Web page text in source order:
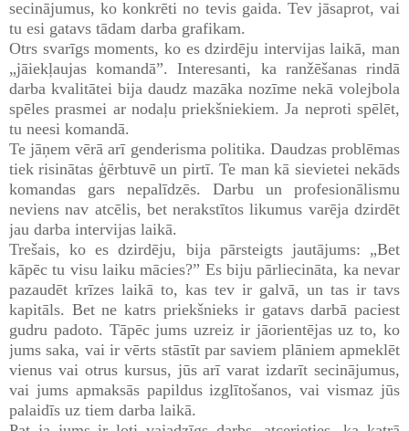
secinājumus, ko konkrēti no tevis gaida. Tev jāsaprot, vai
tu esi gatavs tādam darba grafikam.
Otrs svarīgs moments, ko es dzirdēju intervijas laikā, man
„jāiekļaujas komandā”. Interesanti, ka ranžēšanas rindā
darba kvalitātei bija daudz mazāka nozīme nekā volejbola
spēles prasmei ar nodaļu priekšniekiem. Ja neproti spēlēt,
tu neesi komandā.
Te jāņem vērā arī genderisma politika. Daudzas problēmas
tiek risinātas ģērbtuvē un pirtī. Te man kā sievietei nekāds
komandas gars nepalīdzēs. Darbu un profesionālismu
neviens nav atcēlis, bet nerakstītos likumus varēja dzirdēt
jau darba intervijas laikā.
Trešais, ko es dzirdēju, bija pārsteigts jautājums: „Bet
kāpēc tu visu laiku mācies?” Es biju pārliecināta, ka nevar
pazaudēt krīzes laikā to, kas tev ir galvā, un tas ir tavs
kapitāls. Bet ne katrs priekšnieks ir gatavs darbā paciest
gudru padoto. Tāpēc jums uzreiz ir jāorientējas uz to, ko
jums saka, vai ir vērts stāstīt par saviem plāniem apmeklēt
vienus vai otrus kursus, jūs arī varat izdarīt secinājumus,
vai jums apmaksās papildus izglītošanos, vai vismaz jūs
palaidīs uz tiem darba laikā.